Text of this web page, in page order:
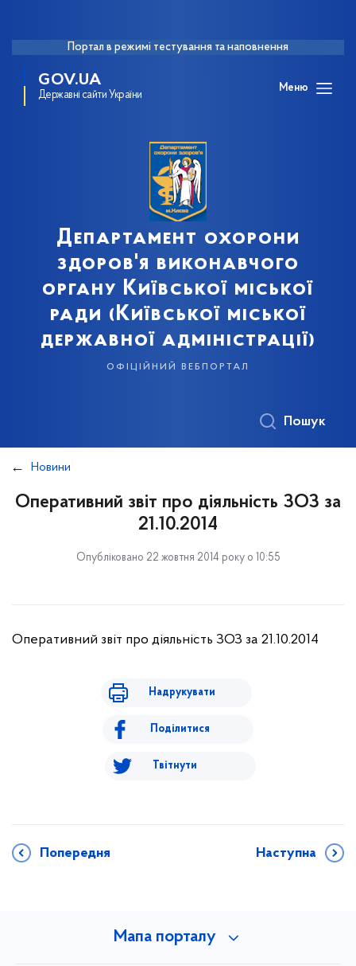
Портал в режимі тестування та наповнення
GOV.UA
Державні сайти України
Меню
Департамент охорони
здоров'я виконавчого
органу Київської міської
ради (Київської міської
державної адміністрації)
офіційний вебпортал
Пошук
Новини
Оперативний звіт про діяльність ЗОЗ за
21.10.2014
Опубліковано 22 жовтня 2014 року о 10:55
Оперативний звіт про діяльність ЗОЗ за 21.10.2014
Надрукувати
Поділитися
Твітнути
Попередня Наступна
Мапа порталу